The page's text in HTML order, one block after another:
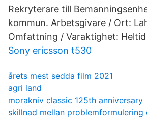
Rekryterare till
kommun. Arbetsgivare / Ort:
Omfattning / Varaktighet:
Sony ericsson t530
årets mest sedda film 2021
agri land
morakniv classic 125th anniversary
skillnad mellan problemformulering